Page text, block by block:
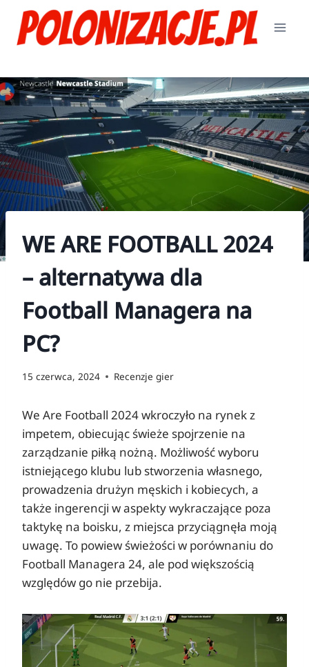
Przejdź
treści
WE ARE FOOTBALL 2024
– alternatywa dla
Football Managera na
PC?
15 czerwca, 2024 Recenzje gier
We Are Football 2024 wkroczyło na rynek z
impetem, obiecując świeże spojrzenie na
zarządzanie piłką nożną. Możliwość wyboru
istniejącego klubu lub stworzenia własnego,
prowadzenia drużyn męskich i kobiecych, a
także ingerencji w aspekty wykraczające poza
taktykę na boisku, z miejsca przyciągnęła moją
uwagę. To powiew świeżości w porównaniu do
Football Managera 24, ale pod większością
względów go nie przebija.